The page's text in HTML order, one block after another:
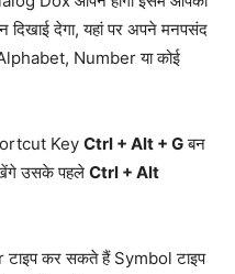
दिखाई देगा, यहां पर अपने मनपसंद
Number या कोई
Key Ctrl + Alt + Gबन
उसके पहले Ctrl + Alt
टाइप कर सकते हैं Symbol टाइप